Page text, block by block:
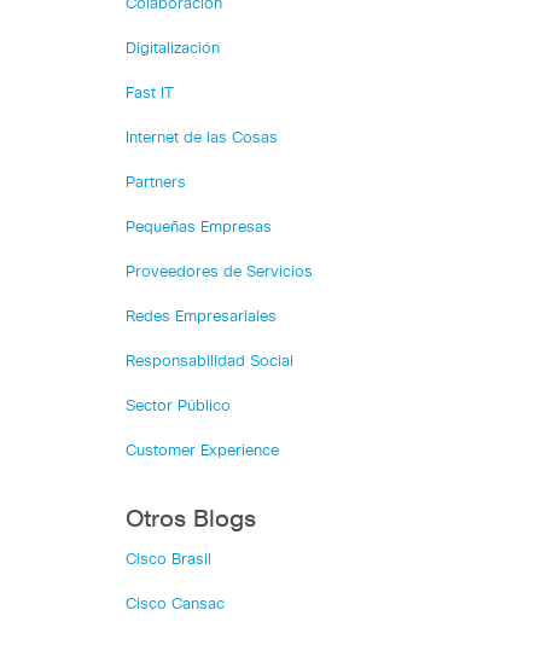
Colaboración
Digitalización
Fast IT
Internet de las Cosas
Partners
Pequeñas Empresas
Proveedores de Servicios
Redes Empresariales
Responsabilidad Social
Sector Público
Customer Experience
Otros Blogs
Cisco Brasil
Cisco Cansac